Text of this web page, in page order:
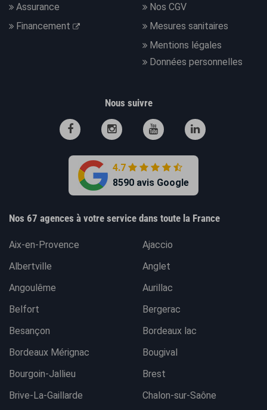
Assurance
Financement
Nos CGV
Mesures sanitaires
Mentions légales
Données personnelles
Nous suivre
4.7
8590 avis Google
Nos 67 agences à votre service dans toute la France
Aix-en-Provence
Ajaccio
Albertville
Anglet
Angoulême
Aurillac
Belfort
Bergerac
Besançon
Bordeaux lac
Bordeaux Mérignac
Bougival
Bourgoin-Jallieu
Brest
Brive-La-Gaillarde
Chalon-sur-Saône